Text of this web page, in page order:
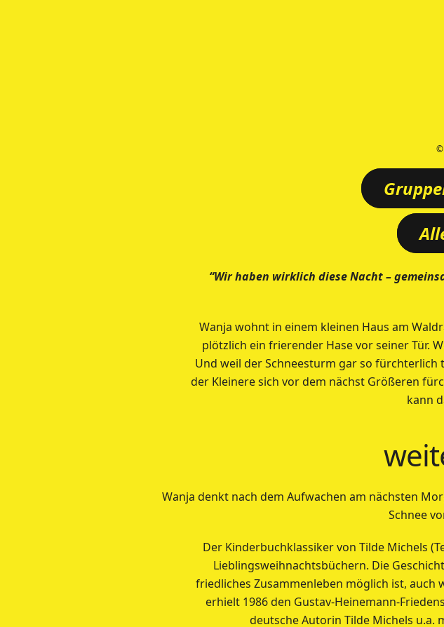
“Wir haben wirklich diese Nacht –
Wanja wohnt in einem kleinen Haus am
plötzlich ein frierender Hase vor seiner Tür.
Und weil der Schneesturm gar so fürchterlich
der Kleinere sich vor dem nächst Größeren
kann
Wanja denkt nach dem Aufwachen am nächsten
Schnee
Der Kinderbuchklassiker von Tilde Michels
Lieblingsweihnachtsbüchern. Die
friedliches Zusammenleben möglich ist, auch
erhielt 1986 den Gustav-Heinemann-
deutsche Autorin Tilde Michels u.a.
©